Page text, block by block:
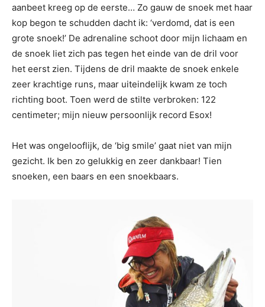
aanbeet kreeg op de eerste… Zo gauw de snoek met haar
kop begon te schudden dacht ik: ‘verdomd, dat is een
grote snoek!’ De adrenaline schoot door mijn lichaam en
de snoek liet zich pas tegen het einde van de dril voor
het eerst zien. Tijdens de dril maakte de snoek enkele
zeer krachtige runs, maar uiteindelijk kwam ze toch
richting boot. Toen werd de stilte verbroken: 122
centimeter; mijn nieuw persoonlijk record Esox!
Het was ongelooflijk, de ‘big smile’ gaat niet van mijn
gezicht. Ik ben zo gelukkig en zeer dankbaar! Tien
snoeken, een baars en een snoekbaars.